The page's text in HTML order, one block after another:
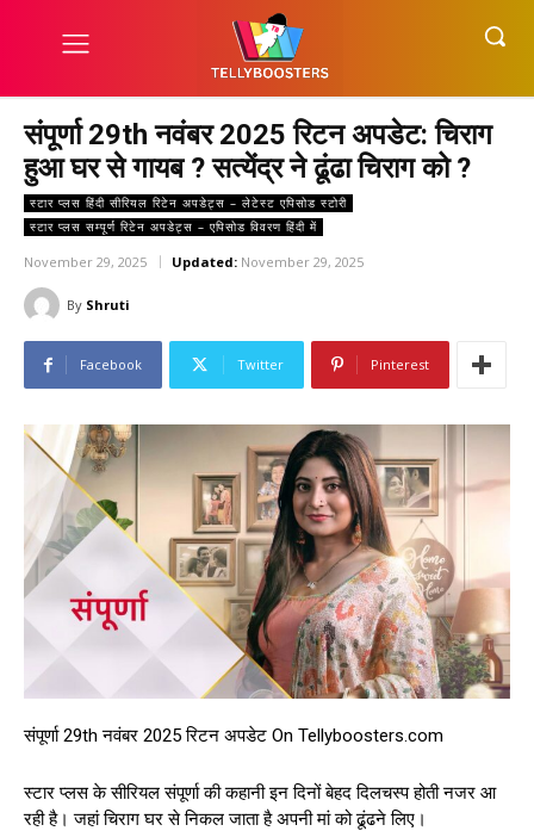
संपूर्णा 29th नवंबर 2025 रिटन अपडेट: चिराग
हुआ घर से गायब ? सत्येंद्र ने ढूंढा चिराग को ?
स्टार प्लस हिंदी सीरियल रिटेन अपडेट्स – लेटेस्ट एपिसोड स्टोरी
स्टार प्लस सम्पूर्ण रिटेन अपडेट्स – एपिसोड विवरण हिंदी में
November 29, 2025 Updated: November 29, 2025
By Shruti
Facebook Twitter Pinterest
संपूर्णा 29th नवंबर 2025 रिटन अपडेट On Tellyboosters.com
स्टार प्लस के सीरियल संपूर्णा की कहानी इन दिनों बेहद दिलचस्प होती नजर आ
रही है। जहां चिराग घर से निकल जाता है अपनी मां को ढूंढने लिए।